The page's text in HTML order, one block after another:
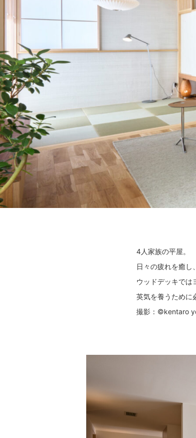
4人家族の平屋。
日々の疲れを癒し
ウッドデッキでは
英気を養うために
撮影：©kentaro